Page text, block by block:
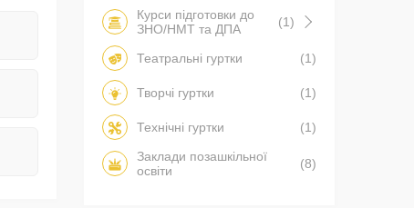
Курси підготовки до
ЗНО/НМТ та ДПА
(1)
Театральні гуртки (1)
Творчі гуртки (1)
Технічні гуртки
(1)
Заклади позашкільної
освіти
(8)